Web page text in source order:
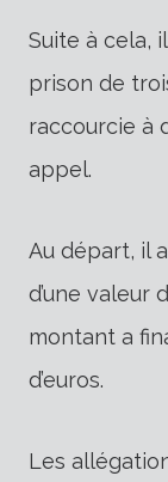
Suite à cela,
prison de
raccourcie à
appel.
Au départ, il
d’une valeur
montant a
d’euros.
Les